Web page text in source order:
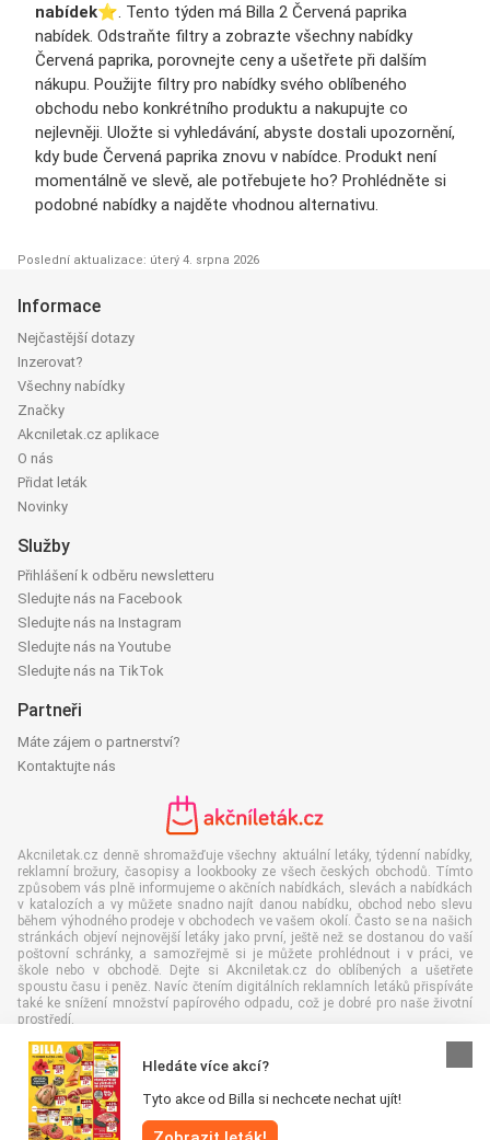
nabídek⭐️. Tento týden má Billa 2 Červená paprika
nabídek. Odstraňte filtry a zobrazte všechny nabídky
Červená paprika, porovnejte ceny a ušetřete při dalším
nákupu. Použijte filtry pro nabídky svého oblíbeného
obchodu nebo konkrétního produktu a nakupujte co
nejlevněji. Uložte si vyhledávání, abyste dostali upozornění,
kdy bude Červená paprika znovu v nabídce. Produkt není
momentálně ve slevě, ale potřebujete ho? Prohlédněte si
podobné nabídky a najděte vhodnou alternativu.
Poslední aktualizace: úterý 4. srpna 2026
Hledáte více akcí?
Tyto akce od Billa si nechcete nechat ujít!
Informace
Nejčastější dotazy
Inzerovat?
Všechny nabídky
Značky
Akcniletak.cz aplikace
O nás
Přidat leták
Novinky
Služby
Přihlášení k odběru newsletteru
Sledujte nás na Facebook
Sledujte nás na Instagram
Sledujte nás na Youtube
Sledujte nás na TikTok
Partneři
Máte zájem o partnerství?
Kontaktujte nás
Akcniletak.cz denně shromažďuje všechny aktuální letáky, týdenní nabídky,
reklamní brožury, časopisy a lookbooky ze všech českých obchodů. Tímto
způsobem vás plně informujeme o akčních nabídkách, slevách a nabídkách
v katalozích a vy můžete snadno najít danou nabídku, obchod nebo slevu
během výhodného prodeje v obchodech ve vašem okolí. Často se na našich
stránkách objeví nejnovější letáky jako první, ještě než se dostanou do vaší
poštovní schránky, a samozřejmě si je můžete prohlédnout i v práci, ve
škole nebo v obchodě. Dejte si Akcniletak.cz do oblíbených a ušetřete
spoustu času i peněz. Navíc čtením digitálních reklamních letáků přispíváte
také ke snížení množství papírového odpadu, což je dobré pro naše životní
prostředí.
Všechna práva vyhrazena © Akcniletak.cz 2026 |